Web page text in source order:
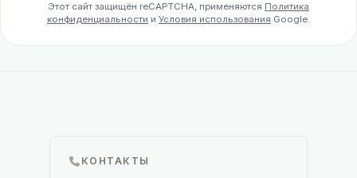
Этот сайт защищён reCAPTCHA, применяются Политика
конфиденциальности и Условия использования Google.
КОНТАКТЫ